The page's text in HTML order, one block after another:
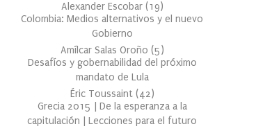
Alexander Escobar (19)
Colombia: Medios alternativos y el nuevo
Gobierno
Amílcar Salas Oroño (5)
Desafíos y gobernabilidad del próximo
mandato de Lula
Éric Toussaint (42)
Grecia 2015 | De la esperanza a la
capitulación | Lecciones para el futuro